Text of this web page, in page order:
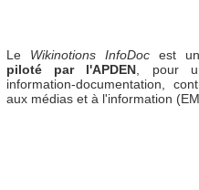
Le Wikinotions InfoDoc est
piloté par l'APDEN, pour
information-documentation,
aux médias et à l'information